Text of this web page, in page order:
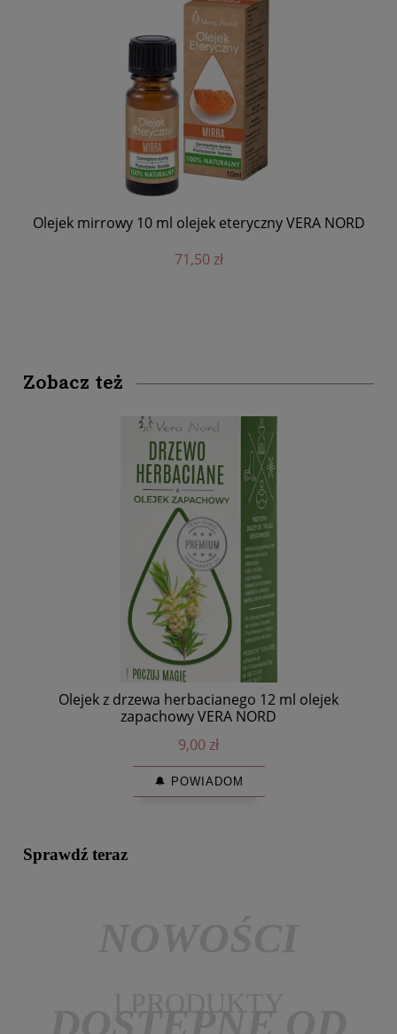
Olejek mirrowy 10 ml olejek eteryczny VERA NORD
71,50 zł
Zobacz też
Olejek z drzewa herbacianego 12 ml olejek
zapachowy VERA NORD
9,00 zł
🔔 POWIADOM
Sprawdź teraz